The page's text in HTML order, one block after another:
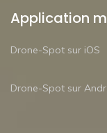
Application
Drone-Spot sur iOS
Drone-Spot sur